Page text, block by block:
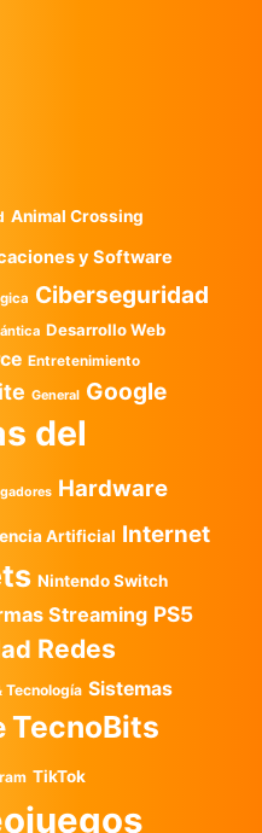
Animal Crossing
y Software
Ciberseguridad
Desarrollo Web
Entretenimiento
General Google
del
Hardware
Artificial Internet
Nintendo Switch
Streaming PS5
Redes
Tecnología Sistemas
TecnoBits
TikTok